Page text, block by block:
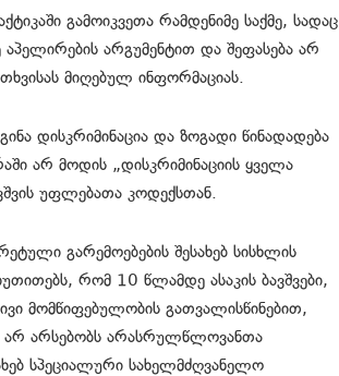
გამოიკვეთა რამდენიმე საქმე, სადაც
აპელირების არგუმენტით და შეფასება არ
მიღებულ ინფორმაციას.
დისკრიმინაცია და ზოგადი წინადადება
არ მოდის „დისკრიმინაციის ყველა
უფლებათა კოდექსთან.
გარემოებების შესახებ სისხლის
რომ 10 წლამდე ასაკის ბავშვები,
მომწიფებულობის გათვალისწინებით,
არ არსებობს არასრულწლოვანთა
სპეციალური სახელმძღვანელო